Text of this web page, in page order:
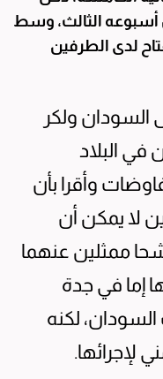
الثالث، وسط
لدى الطرفين
السودان ولكر
في البلاد
وأقرا بأن
لا يمكن أن
ممثلين عنهما
إما في جدة
لكنه
لإجرائها.